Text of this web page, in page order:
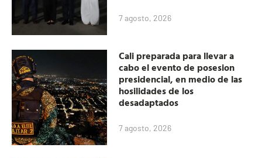
7 agosto, 2026
Cali preparada para llevar a
cabo el evento de posesion
presidencial, en medio de las
hosilidades de los
desadaptados
7 agosto, 2026